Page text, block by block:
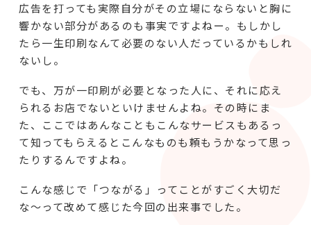
広告を打っても実際自分がその立場にならないと胸に
響かない部分があるのも事実ですよねー。もしかし
たら一生印刷なんて必要のない人だっているかもしれ
ないし。
でも、万が一印刷が必要となった人に、それに応え
られるお店でないといけませんよね。その時にま
た、ここではあんなこともこんなサービスもあるっ
て知ってもらえるとこんなものも頼もうかなって思っ
たりするんですよね。
こんな感じで「つながる」ってことがすごく大切だ
な～って改めて感じた今回の出来事でした。